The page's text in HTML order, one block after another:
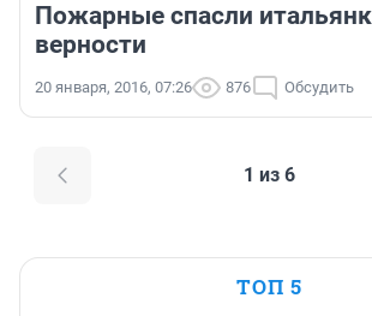
Пожарные спасли
верности
20 января, 2016, 07:26 876 Обсудить
1 из 6
ТОП 5